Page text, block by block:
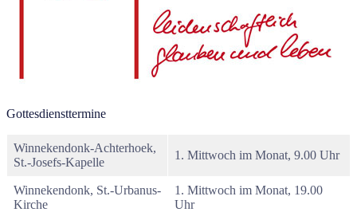
Gottesdiensttermine
Winnekendonk-Achterhoek,
St.-Josefs-Kapelle
1. Mittwoch im Monat, 9.00 Uhr
Winnekendonk, St.-Urbanus-
Kirche
1. Mittwoch im Monat, 19.00
Uhr